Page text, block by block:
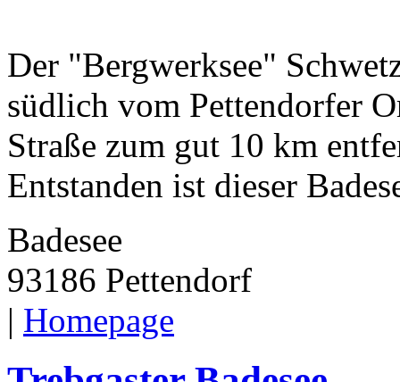
Der "Bergwerksee"
südlich vom Pettendorfer
Straße zum gut 10 km
Entstanden ist dieser
Badesee
93186 Pettendorf
| Homepage